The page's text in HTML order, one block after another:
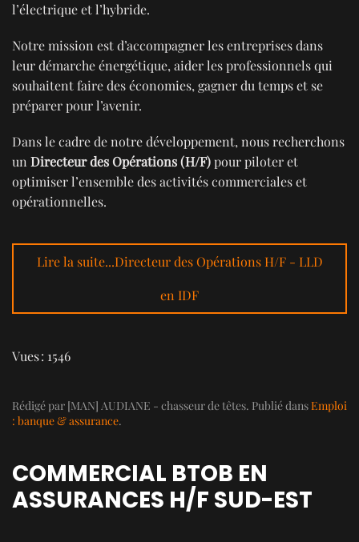
l’électrique et l’hybride.
Notre mission est d’accompagner les entreprises dans
leur démarche énergétique, aider les professionnels qui
souhaitent faire des économies, gagner du temps et se
préparer pour l’avenir.
Dans le cadre de notre développement, nous recherchons
un Directeur des Opérations (H/F)pour piloter et
optimiser l’ensemble des activités commerciales et
opérationnelles.
Lire la suite...Directeur des Opérations H/F - LLD
en IDF
Vues : 1546
Rédigé par [MAN] AUDIANE - chasseur de têtes. Publié dansEmploi
: banque & assurance.
COMMERCIAL BTOB EN
ASSURANCES H/F SUD-EST